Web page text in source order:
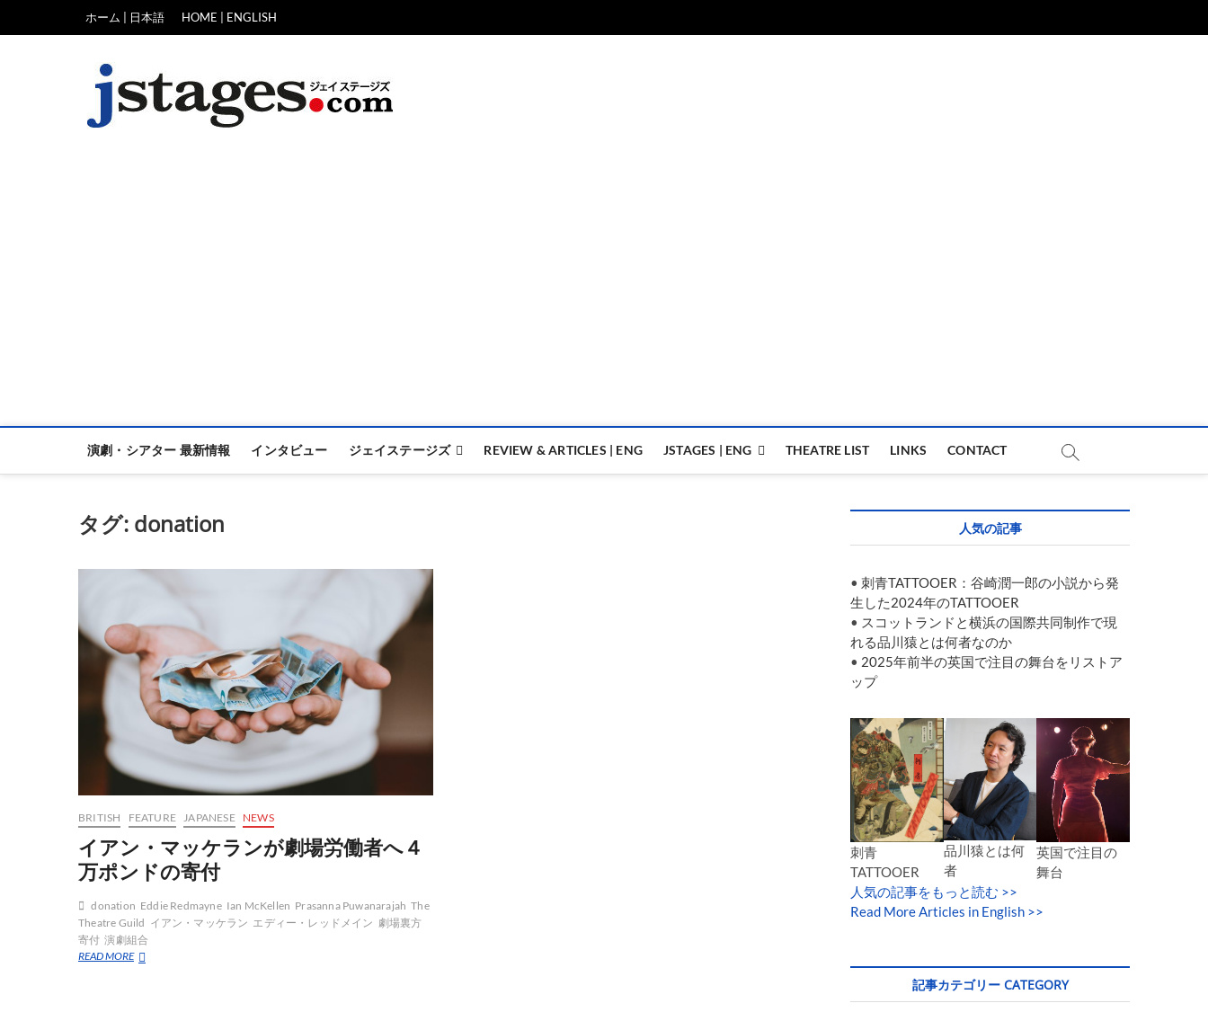
ホーム | 日本語 HOME | ENGLISH
演劇・シアター 最新情報 インタビュー ジェイステージズ REVIEW & ARTICLES | ENG JSTAGES | ENG THEATRE LIST LINKS CONTACT
タグ: donation
BRITISH FEATURE JAPANESE NEWS
イアン・マッケランが劇場労働者へ４
万ポンドの寄付
donation Eddie Redmayne Ian McKellen Prasanna Puwanarajah The
Theatre Guild イアン・マッケラン エディー・レッドメイン 劇場裏方
寄付 演劇組合
READ MOREイ
人気の記事
• 刺青TATTOOER：谷崎潤一郎の小説から発
生した2024年のTATTOOER
• スコットランドと横浜の国際共同制作で現
れる品川猿とは何者なのか
• 2025年前半の英国で注目の舞台をリストア
ップ
刺青
TATTOOER
品川猿とは何
者
英国で注目の
舞台
人気の記事をもっと読む >>
Read More Articles in English >>
記事カテゴリー CATEGORY